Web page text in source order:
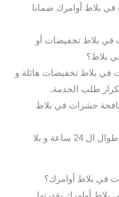
بلاط أوامرك ضمانا
بلاط تخفيضات أو
بلاط؟
في بلاط تخفيضات هائلة و
طلب الخدمة.
حشرات في بلاط
تعمل شركة مكافحة حشرات في بلاط طوال ال 24 ساعة و بلا
في بلاط أوامرك؟